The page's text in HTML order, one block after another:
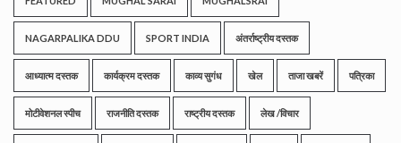
NAGARPALIKA DDU SPORT INDIA अंतर्राष्ट्रीय दस्तक
आध्यात्म दस्तक कार्यक्रम दस्तक काव्य सुगंध खेल ताजा खबरें पत्रिका
मोटीवेशनल स्पीच राजनीति दस्तक राष्ट्रीय दस्तक लेख /विचार